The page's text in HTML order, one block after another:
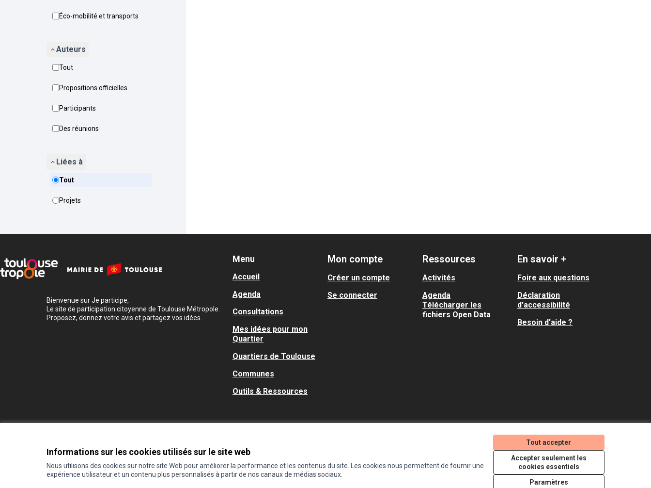
Informations sur les cookies utilisés sur le site web
Nous utilisons des cookies sur notre site Web pour améliorer la performance et les contenus du site. Les cookies nous permettent de fournir une
expérience utilisateur et un contenu plus personnalisés à partir de nos canaux de médias sociaux.
Tout accepter
Accepter seulement les
cookies essentiels
Paramètres
Éco-mobilité et transports
Auteurs
Tout
Propositions officielles
Participants
Des réunions
Liées à
Tout
Projets
Bienvenue sur Je participe,
Le site de participation citoyenne de Toulouse Métropole.
Proposez, donnez votre avis et partagez vos idées.
Menu
Accueil
Agenda
Consultations
Mes idées pour mon
Quartier
Quartiers de Toulouse
Communes
Outils & Ressources
Mon compte
Créer un compte
Se connecter
Ressources
Activités
Agenda
Télécharger les
fichiers Open Data
En savoir +
Foire aux questions
Déclaration
d'accessibilité
Besoin d'aide ?
(Lien externe)
(Lien externe)
(Lien externe)
Licence Creative
(Lien externe)